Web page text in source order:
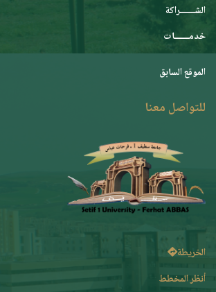
الشـــــــراكة
خدمـــــــات
الموقع السابق
للتواصل معنا
الخريطة
أنظر المخطط